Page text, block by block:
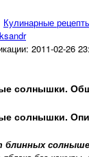
Кулинарные
2011-02-26
солнышки.
солнышки.
блинных